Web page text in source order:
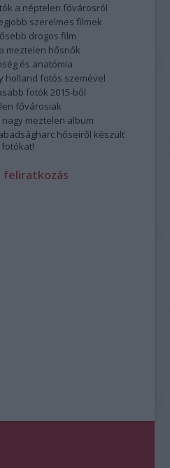
a néptelen fővárosról
szerelmes filmek
drogos film
meztelen hősnők
és anatómia
holland fotós szemével
fotók 2015-ből
fővárosiak
meztelen album
hőseiről készült
fotókat!
feliratkozás